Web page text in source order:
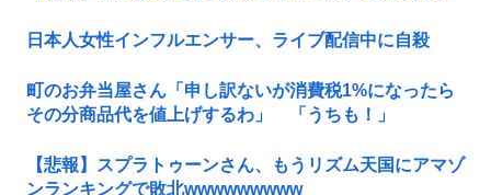
日本人女性インフルエンサー、ライブ配信中に自殺
町のお弁当屋さん「申し訳ないが消費税1%になったら
その分商品代を値上げするわ」 「うちも！」
【悲報】スプラトゥーンさん、もうリズム天国にアマゾ
ンランキングで敗北wwwwwwwww